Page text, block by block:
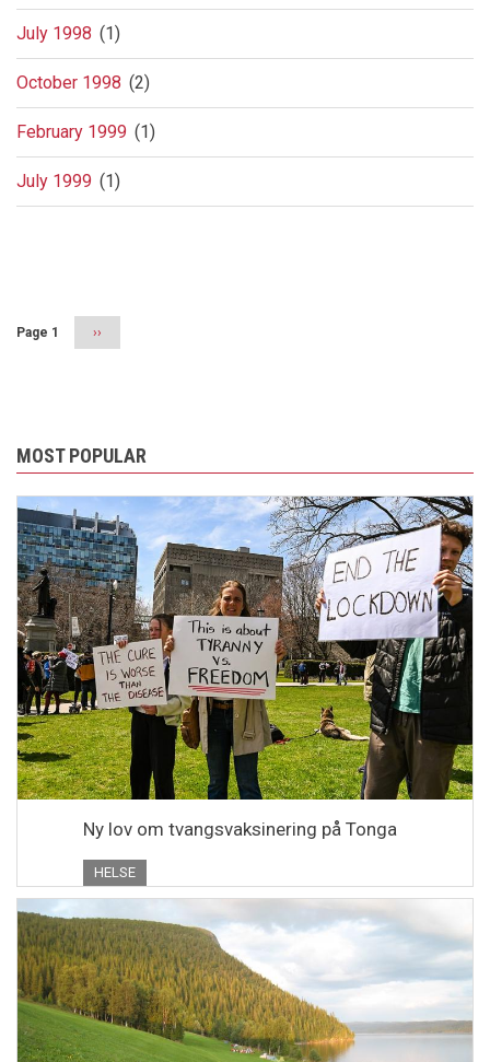
July 1998 (1)
October 1998 (2)
February 1999 (1)
July 1999 (1)
Page 1
Next
page
››
MOST POPULAR
Ny lov om tvangsvaksinering på Tonga
HELSE